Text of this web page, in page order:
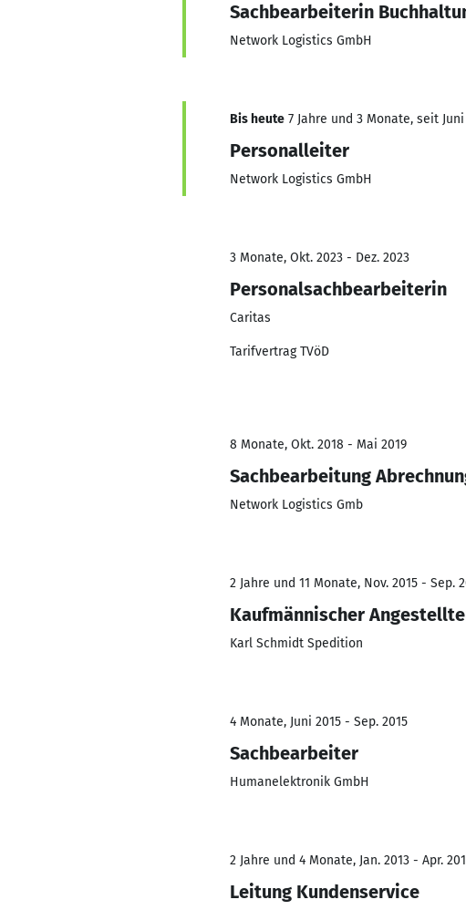
Sachbearbeiterin
Network Logistics GmbH
Bis heute 7 Jahre und 3 Monate, seit Juni
Personalleiter
Network Logistics GmbH
3 Monate, Okt. 2023 - Dez. 2023
Personalsachbearbeiterin
Caritas
Tarifvertrag TVöD
8 Monate, Okt. 2018 - Mai 2019
Sachbearbeitung
Network Logistics Gmb
2 Jahre und 11 Monate, Nov. 2015 - Sep.
Kaufmännischer
Karl Schmidt Spedition
4 Monate, Juni 2015 - Sep. 2015
Sachbearbeiter
Humanelektronik GmbH
2 Jahre und 4 Monate, Jan. 2013 - Apr.
Leitung Kundenservice